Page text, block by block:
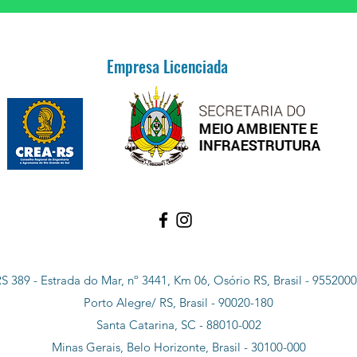
Empresa Licenciada
389 - Estrada do Mar, nº 3441, Km 06, Osório RS, Brasil -
Porto Alegre/ RS, Brasil - 90020-180
Santa Catarina, SC - 88010-002
Minas Gerais, Belo Horizonte, Brasil - 30100-000